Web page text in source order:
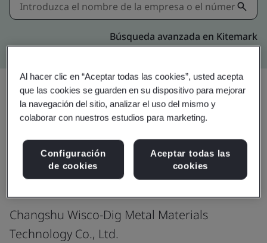
Búsqueda avanzada en Kitemark
Compartir:
IATF 16949:2016
Changshu Wisco-Dig Metal Materials
Technology Co., Ltd.
Al hacer clic en “Aceptar todas las cookies”, usted acepta
que las cookies se guarden en su dispositivo para mejorar
la navegación del sitio, analizar el uso del mismo y
colaborar con nuestros estudios para marketing.
Configuración
de cookies
Aceptar todas las
cookies